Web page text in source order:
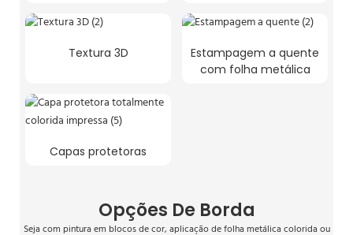
Textura 3D
Estampagem a quente
com folha metálica
Capas protetoras
Opções De Borda
Seja com pintura em blocos de cor, aplicação de folha metálica colorida ou